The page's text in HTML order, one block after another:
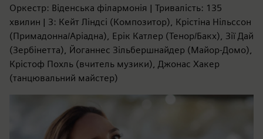
Оркестр: Віденська філармонія | Тривалість: 135
хвилин | З: Кейт Ліндсі (Композитор), Крістіна Нільссон
(Примадонна/Аріадна), Ерік Катлер (Тенор/Бакх), Зії Дай
(Зербінетта), Йоганнес Зільбершнайдер (Майор-Домо),
Крістоф Похль (вчитель музики), Джонас Хакер
(танцювальний майстер)